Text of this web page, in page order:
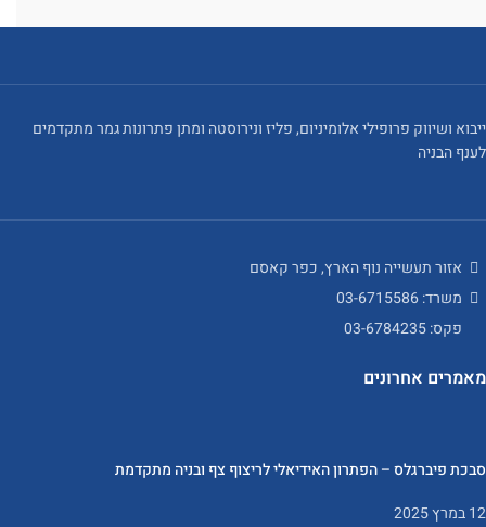
ייבוא ושיווק פרופילי אלומיניום, פליז ונירוסטה ומתן פתרונות גמר מתקדמים
לענף הבניה
אזור תעשייה נוף הארץ, כפר קאסם
משרד: 03-6715586
פקס: 03-6784235
מאמרים אחרונים
סבכת פיברגלס – הפתרון האידיאלי לריצוף צף ובניה מתקדמת
12 במרץ 2025